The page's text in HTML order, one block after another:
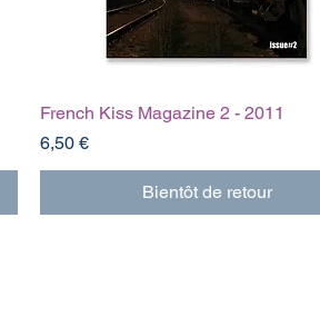
French Kiss Magazine 2 - 2011
Prix
6,50 €
Bientôt de retour